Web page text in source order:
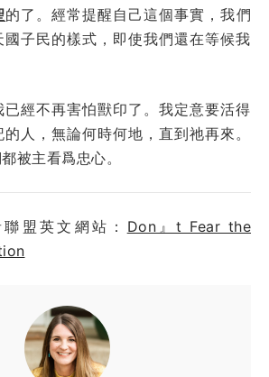
的了。經常提醒自己這個事實，我們
子民的樣式，即使我們還在等候我
經不再害怕獸印了。我定意要活得
人，無論何時何地，直到祂再來。
被主看爲忠心。
盟英文網站： Don』t Fear the